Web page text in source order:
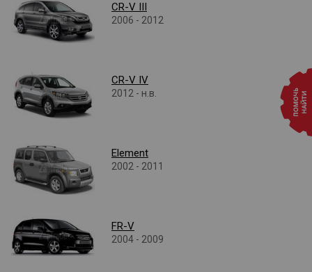
CR-V III
2006 - 2012
CR-V IV
2012 - н.в.
Element
2002 - 2011
FR-V
2004 - 2009